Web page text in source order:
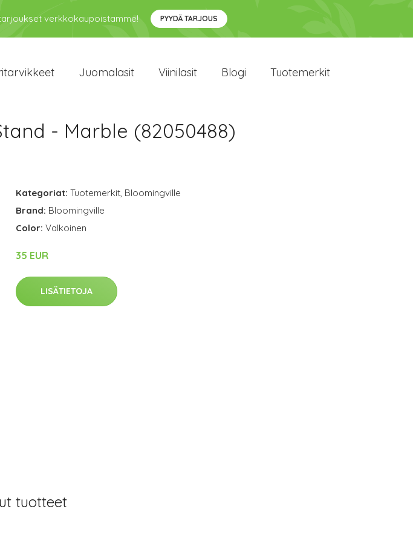
verkkokaupoistamme! PYYDÄ TARJOUS
Juomalasit Viinilasit Blogi Tuotemerkit
- Marble (82050488)
Kategoriat: Tuotemerkit, Bloomingville
Brand: Bloomingville
Color: Valkoinen
35 EUR
LISÄTIETOJA
tuotteet